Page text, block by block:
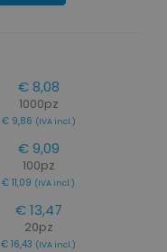
€ 8,08
1000pz
€ 9,86 (IVA incl.)
€ 9,09
100pz
€ 11,09 (IVA incl.)
€ 13,47
20pz
€ 16,43 (IVA incl.)